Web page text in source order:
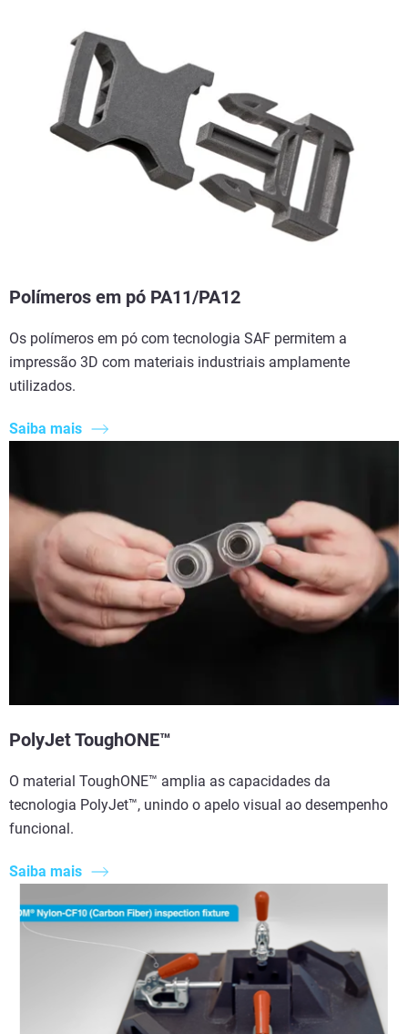
Polímeros em pó PA11/PA12
Os polímeros em pó com tecnologia SAF permitem a
impressão 3D com materiais industriais amplamente
utilizados.
Saiba mais
PolyJet ToughONE™
O material ToughONE™ amplia as capacidades da
tecnologia PolyJet™, unindo o apelo visual ao desempenho
funcional.
Saiba mais